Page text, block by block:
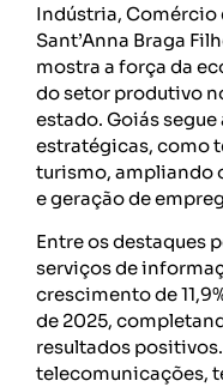
Indústria, Comércio
Sant’Anna Braga
mostra a força da
do setor produtivo
estado. Goiás
estratégicas, como
turismo, ampliando
e geração de
Entre os destaques
serviços de
crescimento de
de 2025,
resultados
telecomunicações,